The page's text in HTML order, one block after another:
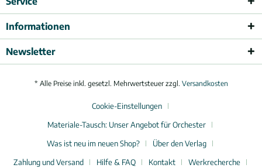
Informationen
Newsletter
* Alle Preise inkl. gesetzl. Mehrwertsteuer zzgl. Versandkosten
Cookie-Einstellungen
Materiale-Tausch: Unser Angebot für Orchester
Was ist neu im neuen Shop?
Über den Verlag
Zahlung und Versand
Hilfe & FAQ Kontakt
Werkrecherche